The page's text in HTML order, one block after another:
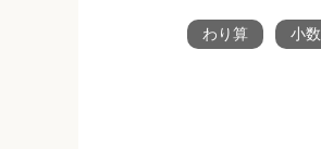
わり算 小数